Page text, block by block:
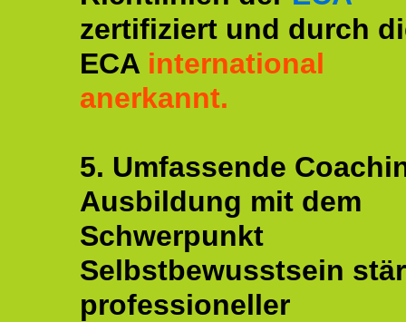
zertifiziert und durch
ECA international
anerkannt.
5. Umfassende
Ausbildung mit dem
Schwerpunkt
Selbstbewusstsein
professioneller